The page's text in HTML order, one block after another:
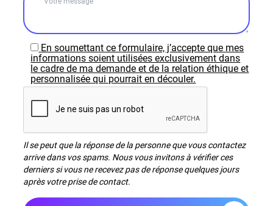
En soumettant ce formulaire, j’accepte que mes
informations soient utilisées exclusivement dans
le cadre de ma demande et de la relation éthique et
personnalisée qui pourrait en découler.
Il se peut que la réponse de la personne que vous contactez
arrive dans vos spams. Nous vous invitons à vérifier ces
derniers si vous ne recevez pas de réponse quelques jours
après votre prise de contact.